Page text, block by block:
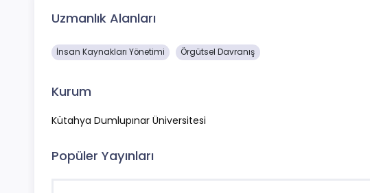
Uzmanlık Alanları
İnsan Kaynakları Yönetimi Örgütsel Davranış
Kurum
Kütahya Dumlupınar Üniversitesi
Popüler Yayınları